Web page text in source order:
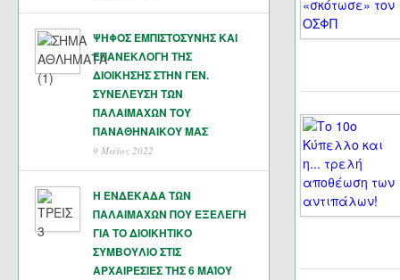
ΨΗΦΟΣ ΕΜΠΙΣΤΟΣΥΝΗΣ ΚΑΙ
ΕΠΑΝΕΚΛΟΓΗ ΤΗΣ
ΔΙΟΙΚΗΣΗΣ ΣΤΗΝ ΓΕΝ.
ΣΥΝΕΛΕΥΣΗ ΤΩΝ
ΠΑΛΑΙΜΑΧΩΝ ΤΟΥ
ΠΑΝΑΘΗΝΑΙΚΟΥ ΜΑΣ
9 Μάϊος 2022
Η ΕΝΔΕΚΑΔΑ ΤΩΝ
ΠΑΛΑΙΜΑΧΩΝ ΠΟΥ ΕΞΕΛΕΓΗ
ΓΙΑ ΤΟ ΔΙΟΙΚΗΤΙΚΟ
ΣΥΜΒΟΥΛΙΟ ΣΤΙΣ
ΑΡΧΑΙΡΕΣΙΕΣ ΤΗΣ 6 ΜΑΊΟΥ